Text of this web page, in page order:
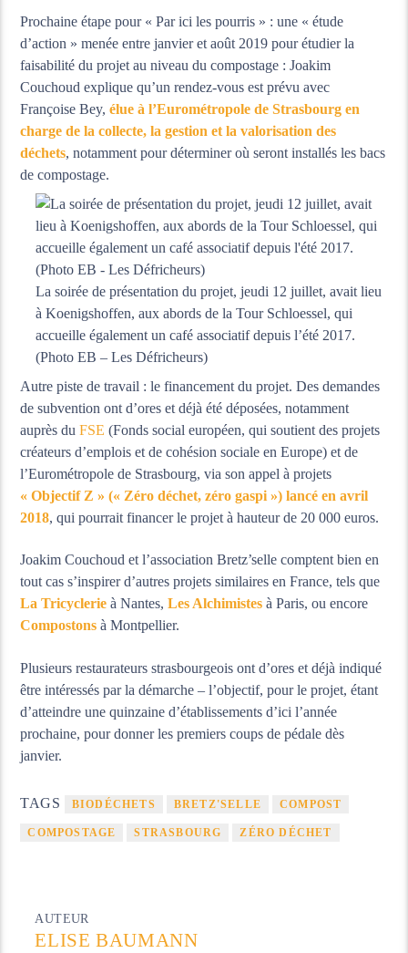
Prochaine étape pour « Par ici les pourris » : une « étude
d’action » menée entre janvier et août 2019 pour étudier la
faisabilité du projet au niveau du compostage : Joakim
Couchoud explique qu’un rendez-vous est prévu avec
Françoise Bey,élue à l’Eurométropole de Strasbourg en
charge de la collecte, la gestion et la valorisation des
déchets, notamment pour déterminer où seront installés les bacs
de compostage.
La soirée de présentation du projet, jeudi 12 juillet, avait lieu
à Koenigshoffen, aux abords de la Tour Schloessel, qui
accueille également un café associatif depuis l’été 2017.
(Photo EB – Les Défricheurs)
Autre piste de travail : le financement du projet. Des demandes
de subvention ont d’ores et déjà été déposées, notamment
auprès duFSE (Fonds social européen, qui soutient des projets
créateurs d’emplois et de cohésion sociale en Europe) et de
l’Eurométropole de Strasbourg, via son appel à projets
« Objectif Z » (« Zéro déchet, zéro gaspi ») lancé en avril
2018, qui pourrait financer le projet à hauteur de 20 000 euros.
Joakim Couchoud et l’association Bretz’selle comptent bien en
tout cas s’inspirer d’autres projets similaires en France, tels que
La Tricyclerie à Nantes,Les Alchimistes à Paris, ou encore
Compostons à Montpellier.
Plusieurs restaurateurs strasbourgeois ont d’ores et déjà indiqué
être intéressés par la démarche – l’objectif, pour le projet, étant
d’atteindre une quinzaine d’établissements d’ici l’année
prochaine, pour donner les premiers coups de pédale dès
janvier.
TAGS BIODÉCHETS BRETZ'SELLE COMPOST
COMPOSTAGE STRASBOURG ZÉRO DÉCHET
AUTEUR
ELISE BAUMANN